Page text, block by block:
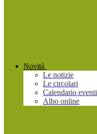
Novità
Le notizie
Le circolari
Calendario eventi
Albo online